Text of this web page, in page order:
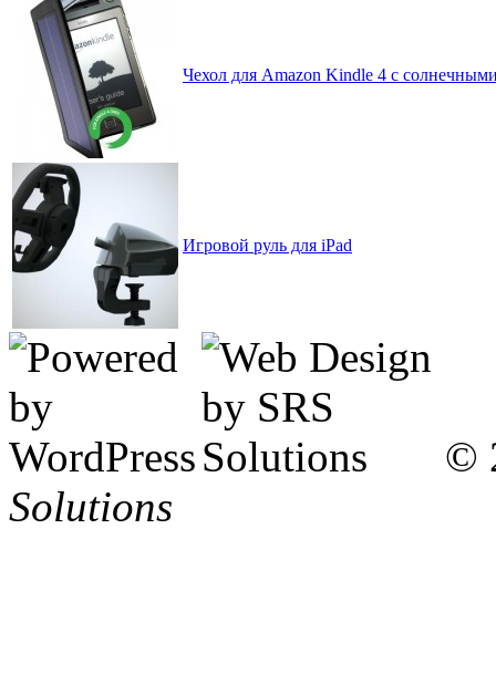
Чехол для Amazon Kindle 4 с
Игровой руль для iPad
©
Solutions